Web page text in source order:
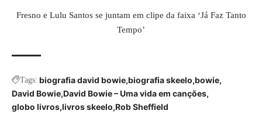
Fresno e Lulu Santos se juntam em clipe da faixa ‘Já Faz Tanto
Tempo’
Tags: biografia david bowie biografia skeelo bowie
David Bowie David Bowie – Uma vida em canções
globo livros livros skeelo Rob Sheffield